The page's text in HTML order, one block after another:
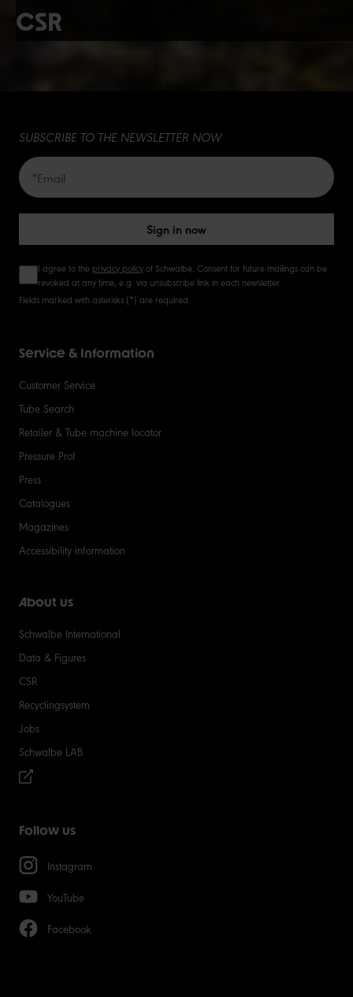
CSR
SUBSCRIBE TO THE NEWSLETTER NOW
Sign in now
I agree to the privacy policyof Schwalbe. Consent for future mailings can be
revoked at any time, e.g. via unsubscribe link in each newsletter.
Fields marked with asterisks (*) are required.
Service & Information
Customer Service
Tube Search
Retailer & Tube machine locator
Pressure Prof
Press
Catalogues
Magazines
Accessibility information
About us
Schwalbe International
Data & Figures
CSR
Recyclingsystem
Jobs
Schwalbe LAB
Follow us
Instagram
YouTube
Facebook